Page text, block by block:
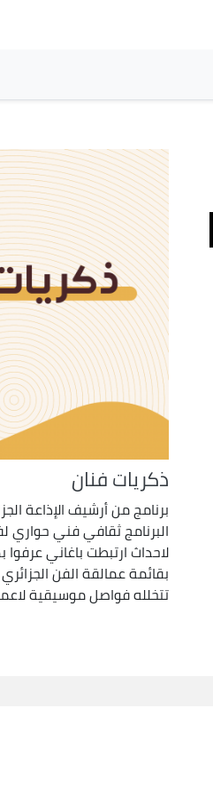
Up/Down
increase
decrease
ذكريات فنان
البرنامج ثقافي فني حواري
لاحداث ارتبطت باغاني
بقائمة عمالقة الفن
تتخلله فواصل موسيقية